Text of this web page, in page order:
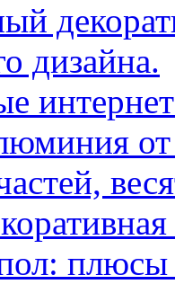
дизайна.